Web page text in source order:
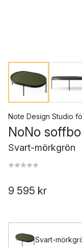
Note Design Studio
NoNo
Svart-mörkgrön
9 595 kr
Svart-